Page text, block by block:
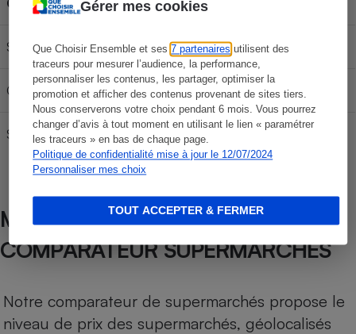
Gérer mes cookies
Que Choisir Ensemble et ses7 partenaires utilisent des
traceurs pour mesurer l’audience, la performance,
personnaliser les contenus, les partager, optimiser la
promotion et afficher des contenus provenant de sites tiers.
Nous conserverons votre choix pendant 6 mois. Vous pourrez
changer d’avis à tout moment en utilisant le lien « paramétrer
les traceurs » en bas de chaque page.
Politique de confidentialité mise à jour le 12/07/2024
Personnaliser mes choix
TOUT ACCEPTER & FERMER
SP 95-E10 57,63 € 96,05 € 134,47 €
Gazole 61,77 € 102,95 € 144,13 €
SP 98 60,00 € 100,00 €
MÉTHODOLOGIE DE NOTRE
COMPARATEUR SUPERMARCHÉS
Notre comparateur de supermarchés propose le
niveau de prix des supermarchés, géolocalisés